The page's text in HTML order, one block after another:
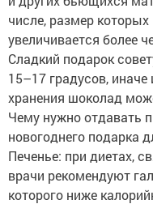
числе, размер
увеличивается более
Сладкий подарок
15–17 градусов,
хранения шоколад
Чему нужно отдавать
новогоднего подарка
Печенье: при диетах,
врачи рекомендуют
которого ниже